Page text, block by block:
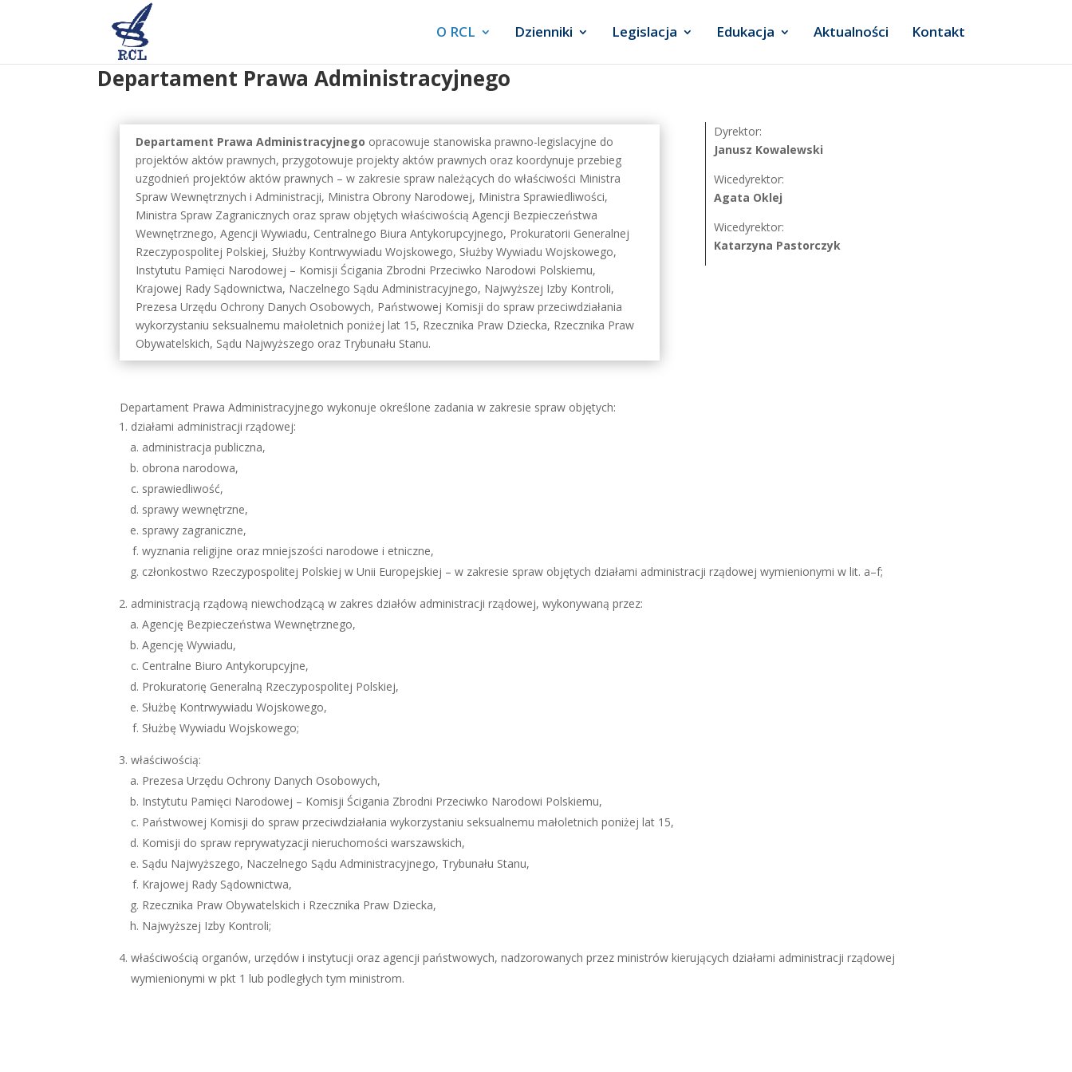
O RCL Dzienniki Legislacja Edukacja Aktualności Kontakt
Departament Prawa Administracyjnego
Departament Prawa Administracyjnego opracowuje stanowiska prawno-legislacyjne do
projektów aktów prawnych, przygotowuje projekty aktów prawnych oraz koordynuje przebieg
uzgodnień projektów aktów prawnych – w zakresie spraw należących do właściwości Ministra
Spraw Wewnętrznych i Administracji, Ministra Obrony Narodowej, Ministra Sprawiedliwości,
Ministra Spraw Zagranicznych oraz spraw objętych właściwością Agencji Bezpieczeństwa
Wewnętrznego, Agencji Wywiadu, Centralnego Biura Antykorupcyjnego, Prokuratorii Generalnej
Rzeczypospolitej Polskiej, Służby Kontrwywiadu Wojskowego, Służby Wywiadu Wojskowego,
Instytutu Pamięci Narodowej – Komisji Ścigania Zbrodni Przeciwko Narodowi Polskiemu,
Krajowej Rady Sądownictwa, Naczelnego Sądu Administracyjnego, Najwyższej Izby Kontroli,
Prezesa Urzędu Ochrony Danych Osobowych, Państwowej Komisji do spraw przeciwdziałania
wykorzystaniu seksualnemu małoletnich poniżej lat 15, Rzecznika Praw Dziecka, Rzecznika Praw
Obywatelskich, Sądu Najwyższego oraz Trybunału Stanu.
Dyrektor:
Janusz Kowalewski
Wicedyrektor:
Agata Oklej
Wicedyrektor:
Katarzyna Pastorczyk
Departament Prawa Administracyjnego wykonuje określone zadania w zakresie spraw objętych:
działami administracji rządowej:
administracja publiczna,
obrona narodowa,
sprawiedliwość,
sprawy wewnętrzne,
sprawy zagraniczne,
wyznania religijne oraz mniejszości narodowe i etniczne,
członkostwo Rzeczypospolitej Polskiej w Unii Europejskiej – w zakresie spraw objętych działami administracji rządowej wymienionymi w lit. a–f;
administracją rządową niewchodzącą w zakres działów administracji rządowej, wykonywaną przez:
Agencję Bezpieczeństwa Wewnętrznego,
Agencję Wywiadu,
Centralne Biuro Antykorupcyjne,
Prokuratorię Generalną Rzeczypospolitej Polskiej,
Służbę Kontrwywiadu Wojskowego,
Służbę Wywiadu Wojskowego;
właściwością:
Prezesa Urzędu Ochrony Danych Osobowych,
Instytutu Pamięci Narodowej – Komisji Ścigania Zbrodni Przeciwko Narodowi Polskiemu,
Państwowej Komisji do spraw przeciwdziałania wykorzystaniu seksualnemu małoletnich poniżej lat 15,
Komisji do spraw reprywatyzacji nieruchomości warszawskich,
Sądu Najwyższego, Naczelnego Sądu Administracyjnego, Trybunału Stanu,
Krajowej Rady Sądownictwa,
Rzecznika Praw Obywatelskich i Rzecznika Praw Dziecka,
Najwyższej Izby Kontroli;
właściwością organów, urzędów i instytucji oraz agencji państwowych, nadzorowanych przez ministrów kierujących działami administracji rządowej
wymienionymi w pkt 1 lub podległych tym ministrom.